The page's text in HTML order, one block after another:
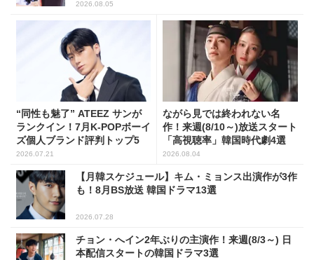
2026.08.05
“同性も魅了” ATEEZ サンが
ランクイン！7月K-POPボーイ
ズ個人ブランド評判トップ5
2026.07.21
ながら見では終われない名
作！来週(8/10～)放送スタート
「高視聴率」韓国時代劇4選
2026.08.04
【月韓スケジュール】キム・ミョンス出演作が3作
も！8月BS放送 韓国ドラマ13選
2026.07.28
チョン・へイン2年ぶりの主演作！来週(8/3～) 日
本配信スタートの韓国ドラマ3選